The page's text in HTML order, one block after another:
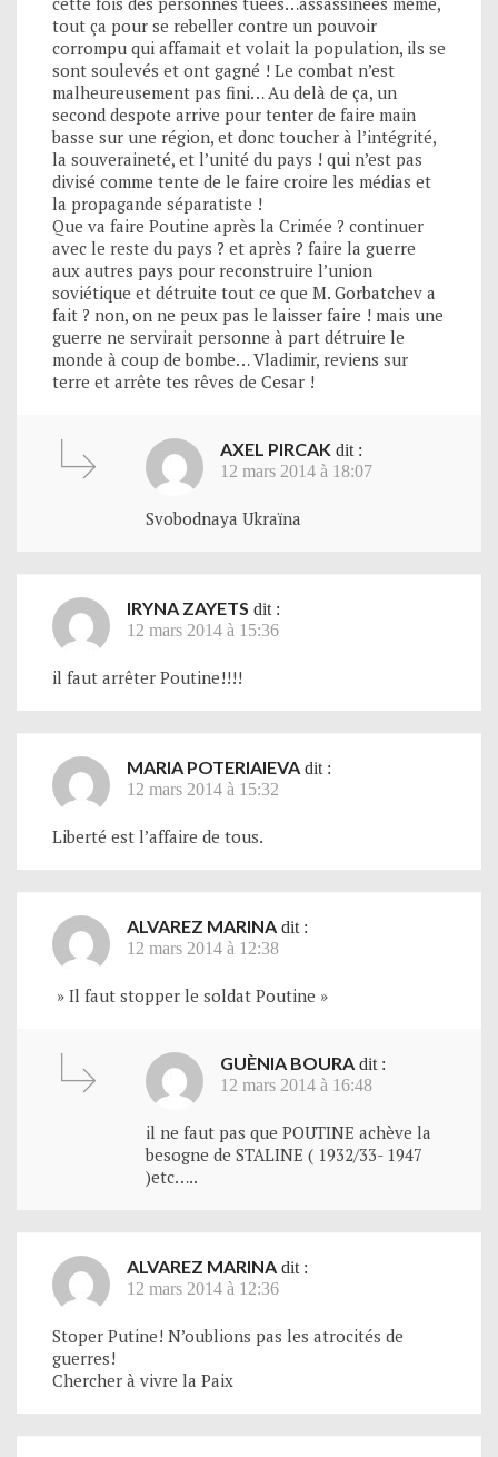
tout ça pour se rebeller contre un pouvoir
corrompu qui affamait et volait la population, ils se
sont soulevés et ont gagné ! Le combat n’est
malheureusement pas fini… Au delà de ça, un
second despote arrive pour tenter de faire main
basse sur une région, et donc toucher à l’intégrité,
la souveraineté, et l’unité du pays ! qui n’est pas
divisé comme tente de le faire croire les médias et
la propagande séparatiste !
Que va faire Poutine après la Crimée ? continuer
avec le reste du pays ? et après ? faire la guerre
aux autres pays pour reconstruire l’union
soviétique et détruite tout ce que M. Gorbatchev a
fait ? non, on ne peux pas le laisser faire ! mais une
guerre ne servirait personne à part détruire le
monde à coup de bombe… Vladimir, reviens sur
terre et arrête tes rêves de Cesar !
AXEL PIRCAK dit :
12 mars 2014 à 18:07
Svobodnaya Ukraïna
IRYNA ZAYETS dit :
12 mars 2014 à 15:36
il faut arrêter Poutine!!!!
MARIA POTERIAIEVA dit :
12 mars 2014 à 15:32
Liberté est l’affaire de tous.
ALVAREZ MARINA dit :
12 mars 2014 à 12:38
» Il faut stopper le soldat Poutine »
GUÈNIA BOURA dit :
12 mars 2014 à 16:48
il ne faut pas que POUTINE achève la
besogne de STALINE ( 1932/33- 1947
)etc…..
ALVAREZ MARINA dit :
12 mars 2014 à 12:36
Stoper Putine! N’oublions pas les atrocités de
guerres!
Chercher à vivre la Paix